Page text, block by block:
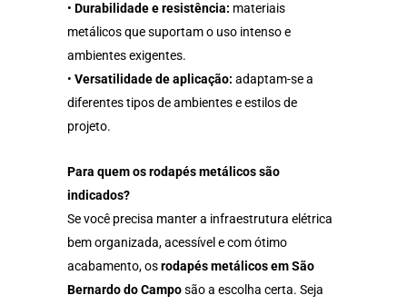
• Durabilidade e resistência: materiais
metálicos que suportam o uso intenso e
ambientes exigentes.
• Versatilidade de aplicação: adaptam-se a
diferentes tipos de ambientes e estilos de
projeto.
Para quem os rodapés metálicos são
indicados?
Se você precisa manter a infraestrutura elétrica
bem organizada, acessível e com ótimo
acabamento, osrodapés metálicos em São
Bernardo do Camposão a escolha certa. Seja